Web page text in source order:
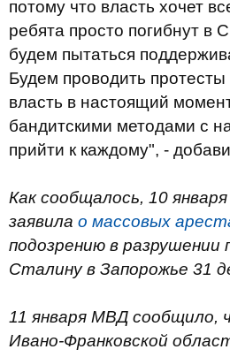
потому что власть хочет
ребята просто погибнут
будем пытаться
Будем проводить
власть в настоящий
бандитскими методами с
прийти к каждому", -
Как сообщалось, 10
заявила о массовых
подозрению в разрушении
Сталину в Запорожье 31
11 января МВД сообщило,
Ивано-Франковской